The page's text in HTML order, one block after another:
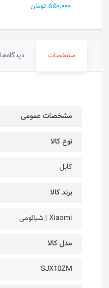
550,000 تومان
مشخصات دیدگاه‌ها
مشخصات عمومی
نوع کالا
کابل
برند کالا
Xiaomi | شیائومی
مدل کالا
SJX10ZM